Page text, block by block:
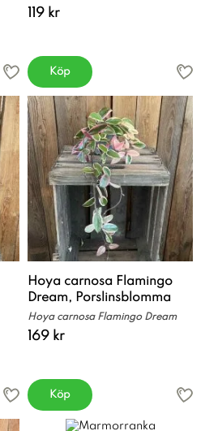
119 kr
Köp
Hoya carnosa Flamingo
Dream, Porslinsblomma
Hoya carnosa Flamingo Dream
169 kr
Köp